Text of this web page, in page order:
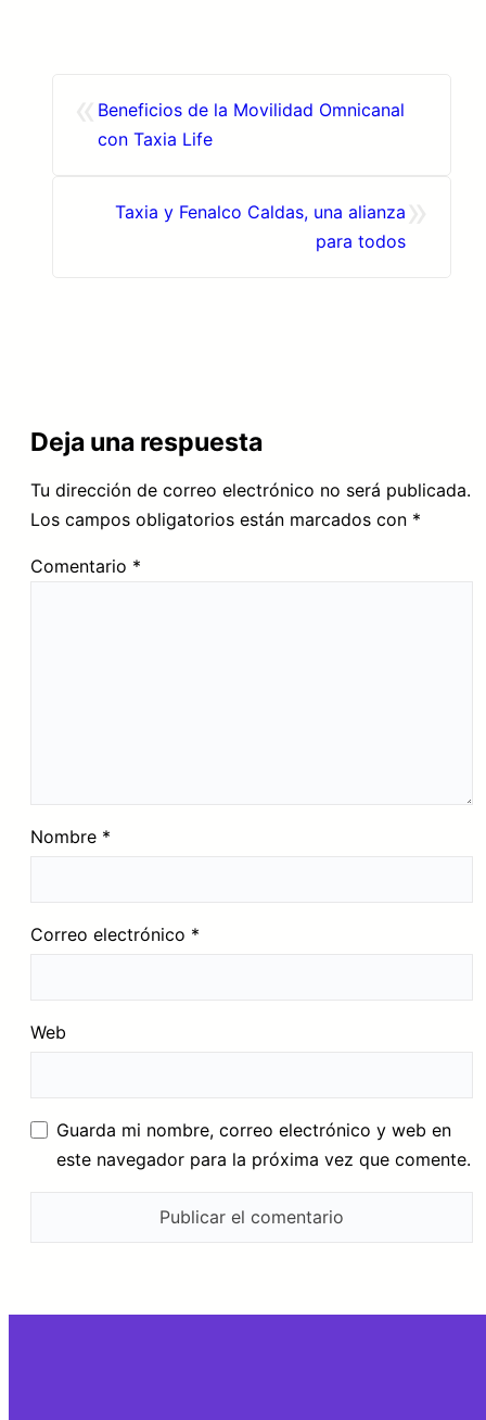
Beneficios de la Movilidad Omnicanal
con Taxia Life
Taxia y Fenalco Caldas, una alianza
para todos
Deja una respuesta
Tu dirección de correo electrónico no será publicada.
Los campos obligatorios están marcados con *
Comentario *
Nombre *
Correo electrónico *
Web
Guarda mi nombre, correo electrónico y web en
este navegador para la próxima vez que comente.